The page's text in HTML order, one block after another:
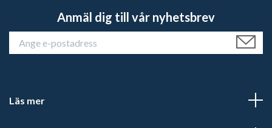
Anmäl dig till vår nyhetsbrev
Läs mer